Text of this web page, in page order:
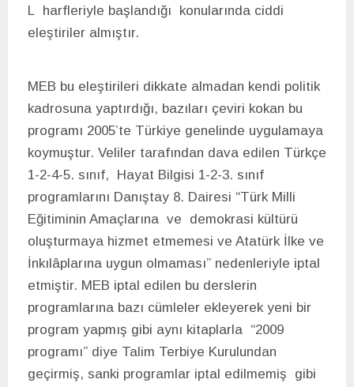
L harfleriyle başlandığı konularında ciddi
eleştiriler almıştır.
MEB bu eleştirileri dikkate almadan kendi politik
kadrosuna yaptırdığı, bazıları çeviri kokan bu
programı 2005’te Türkiye genelinde uygulamaya
koymuştur. Veliler tarafından dava edilen Türkçe
1-2-4-5. sınıf, Hayat Bilgisi 1-2-3. sınıf
programlarını Danıştay 8. Dairesi “Türk Milli
Eğitiminin Amaçlarına ve demokrasi kültürü
oluşturmaya hizmet etmemesi ve Atatürk İlke ve
İnkılâplarına uygun olmaması” nedenleriyle iptal
etmiştir. MEB iptal edilen bu derslerin
programlarına bazı cümleler ekleyerek yeni bir
program yapmış gibi aynı kitaplarla “2009
programı” diye Talim Terbiye Kurulundan
geçirmiş, sanki programlar iptal edilmemiş gibi